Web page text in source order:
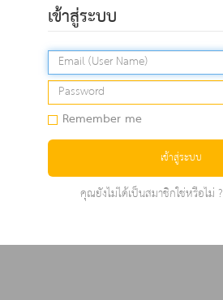
เข้าสู่ระบบ
Remember me
เข้าสู่ระบบ
คุณยังไม่ได้เป็นสมาชิกใช่หรือไม่ ?